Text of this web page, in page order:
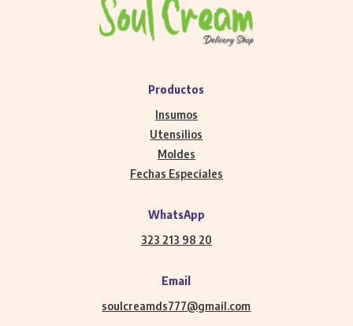
Productos
Insumos
Utensilios
Moldes
Fechas Especiales
WhatsApp
323 213 98 20
Email
soulcreamds777@gmail.com